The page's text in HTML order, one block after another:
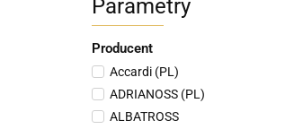
Parametry
Producent
Accardi (PL)
ADRIANOSS (PL)
ALBATROSS